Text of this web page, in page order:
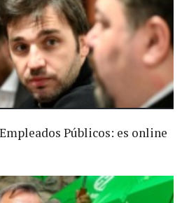
Públicos: es online